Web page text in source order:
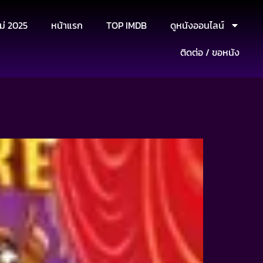
2025 หน้าแรก TOP IMDB
ดูหนังออนไลน์
ติดต่อ / ขอหนัง